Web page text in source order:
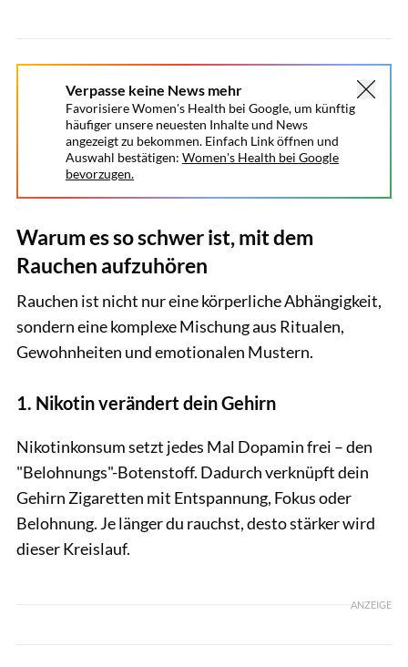
Verpasse keine News mehr
Favorisiere Women's Health bei Google, um künftig
häufiger unsere neuesten Inhalte und News
angezeigt zu bekommen. Einfach Link öffnen und
Auswahl bestätigen: Women's Health bei Google
bevorzugen.
Warum es so schwer ist, mit dem
Rauchen aufzuhören
Rauchen ist nicht nur eine körperliche Abhängigkeit,
sondern eine komplexe Mischung aus Ritualen,
Gewohnheiten und emotionalen Mustern.
1. Nikotin verändert dein Gehirn
Nikotinkonsum setzt jedes Mal Dopamin frei – den
"Belohnungs"-Botenstoff. Dadurch verknüpft dein
Gehirn Zigaretten mit Entspannung, Fokus oder
Belohnung. Je länger du rauchst, desto stärker wird
dieser Kreislauf.
ANZEIGE